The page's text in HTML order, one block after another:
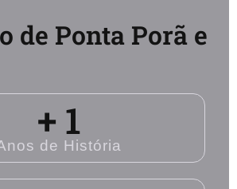
de Ponta Porã e
de História
+ 1